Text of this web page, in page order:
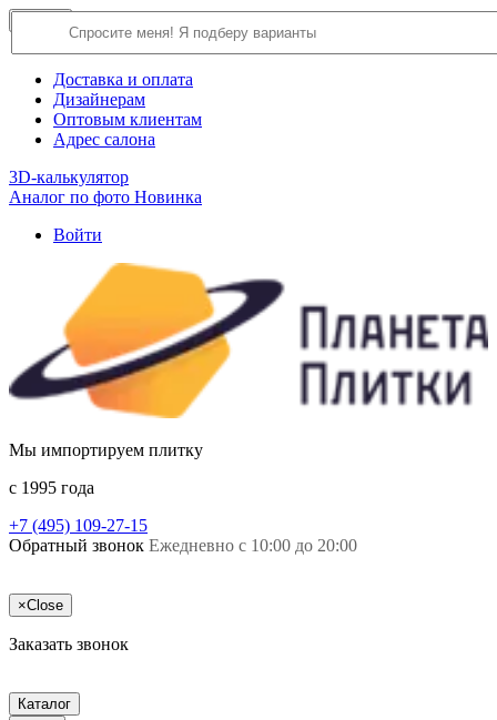
О компании
Доставка и оплата
Дизайнерам
Оптовым клиентам
Адрес салона
3D-калькулятор
Аналог по фото Новинка
Войти
Мы импортируем плитку
c 1995 года
+7 (495) 109-27-15
Обратный звонок Ежедневно с 10:00 до 20:00
×Close
Заказать звонок
Каталог